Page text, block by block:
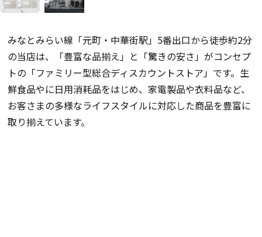
みなとみらい線「元町・中華街駅」5番出口から徒歩約2分
の当店は、「豊富な品揃え」と「驚きの安さ」がコンセプ
トの「ファミリー型総合ディスカウントストア」です。生
鮮食品やに日用消耗品をはじめ、家電製品や衣料品など、
お客さまの多様なライフスタイルに対応した商品を豊富に
取り揃えています。